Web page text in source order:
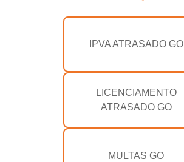
IPVA ATRASADO GO
LICENCIAMENTO
ATRASADO GO
MULTAS GO